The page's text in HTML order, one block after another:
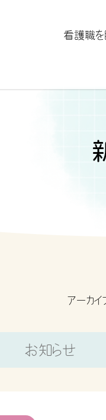
看護職
アーカイ
お知らせ